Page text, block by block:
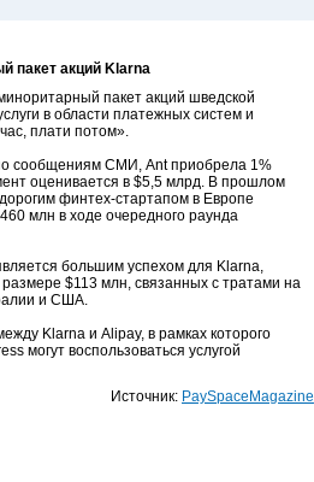
пакет акций Klarna
пакет акций шведской
в области платежных систем и
плати потом».
сообщениям СМИ, Ant приобрела 1%
оценивается в $5,5 млрд. В прошлом
финтех-стартапом в Европе
млн в ходе очередного раунда
большим успехом для Klarna,
$113 млн, связанных с тратами на
и США.
Klarna и Alipay, в рамках которого
могут воспользоваться услугой
Источник: PaySpaceMagazine